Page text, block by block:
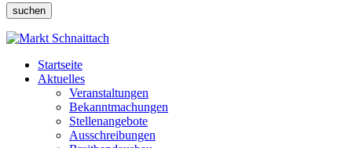
suchen
Startseite
Aktuelles
Veranstaltungen
Bekanntmachungen
Stellenangebote
Ausschreibungen